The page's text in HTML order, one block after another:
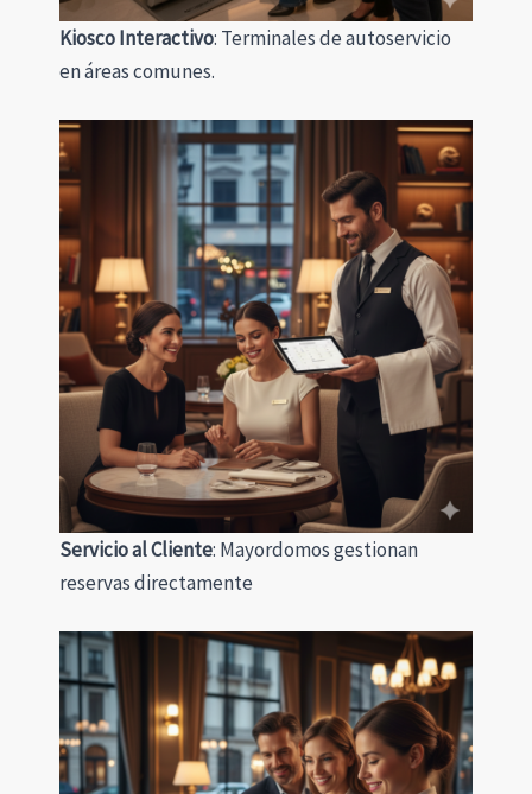
Kiosco Interactivo: Terminales de autoservicio
en áreas comunes.
Servicio al Cliente: Mayordomos gestionan
reservas directamente